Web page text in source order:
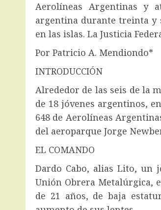
Aerolíneas Argentinas y
argentina durante treinta y
en las islas. La Justicia
Por Patricio A. Mendiondo*
INTRODUCCIÓN
Alrededor de las seis de la
de 18 jóvenes argentinos,
648 de Aerolíneas
del aeroparque Jorge
EL COMANDO
Dardo Cabo, alias Lito, un
Unión Obrera Metalúrgica,
de 21 años, de baja